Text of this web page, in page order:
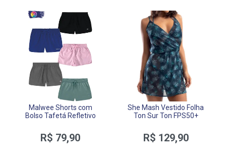
Malwee Shorts com
Bolso Tafetá Refletivo
R$ 79,90
She Mash Vestido Folha
Ton Sur Ton FPS50+
R$ 129,90